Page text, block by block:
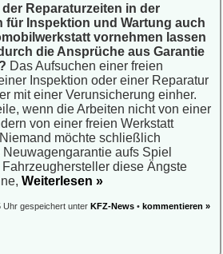
Reparaturzeiten in der
für Inspektion und Wartung auch
vornehmen lassen
die Ansprüche aus Garantie
Das Aufsuchen einer freien
Inspektion oder einer Reparatur
mit einer Verunsicherung einher.
wenn die Arbeiten nicht von einer
von einer freien Werkstatt
möchte schließlich
aufs Spiel
diese Ängste
Weiterlesen »
Uhr gespeichert unter KFZ-News • kommentieren »